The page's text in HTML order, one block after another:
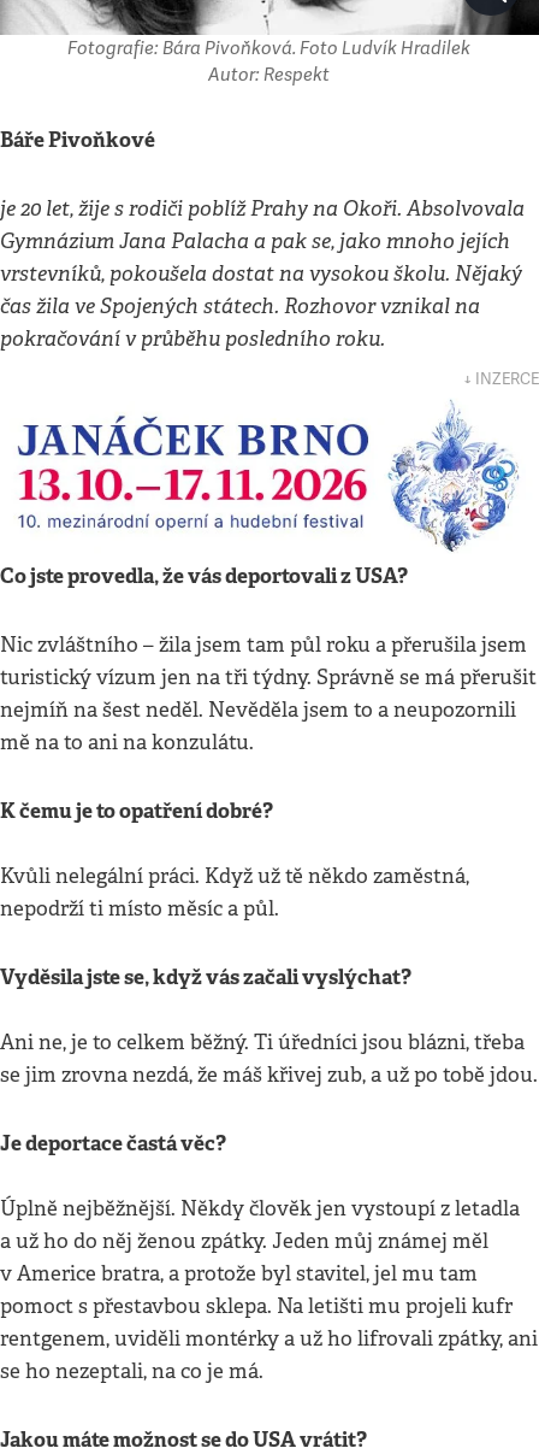
Fotografie: Bára Pivoňková. Foto Ludvík Hradilek
Autor: Respekt
Báře Pivoňkové
je 20 let, žije s rodiči poblíž Prahy na Okoři. Absolvovala
Gymnázium Jana Palacha a pak se, jako mnoho jejích
vrstevníků, pokoušela dostat na vysokou školu. Nějaký
čas žila ve Spojených státech. Rozhovor vznikal na
pokračování v průběhu posledního roku.
↓ INZERCE
Co jste provedla, že vás deportovali z USA?
Nic zvláštního – žila jsem tam půl roku a přerušila jsem
turistický vízum jen na tři týdny. Správně se má přerušit
nejmíň na šest neděl. Nevěděla jsem to a neupozornili
mě na to ani na konzulátu.
K čemu je to opatření dobré?
Kvůli nelegální práci. Když už tě někdo zaměstná,
nepodrží ti místo měsíc a půl.
Vyděsila jste se, když vás začali vyslýchat?
Ani ne, je to celkem běžný. Ti úředníci jsou blázni, třeba
se jim zrovna nezdá, že máš křivej zub, a už po tobě jdou.
Je deportace častá věc?
Úplně nejběžnější. Někdy člověk jen vystoupí z letadla
a už ho do něj ženou zpátky. Jeden můj známej měl
v Americe bratra, a protože byl stavitel, jel mu tam
pomoct s přestavbou sklepa. Na letišti mu projeli kufr
rentgenem, uviděli montérky a už ho lifrovali zpátky, ani
se ho nezeptali, na co je má.
Jakou máte možnost se do USA vrátit?